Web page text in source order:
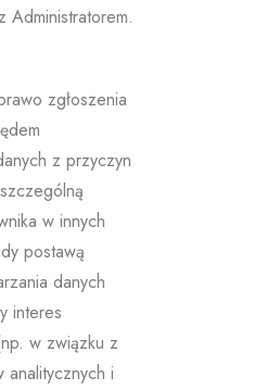
Administratorem.
zgłoszenia
z przyczyn
w innych
postawą
danych
interes
w związku z
analitycznych i